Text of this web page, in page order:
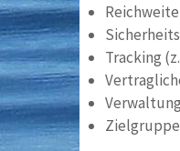
Tracking